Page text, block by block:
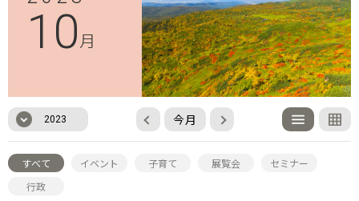
10月
2023 今月
すべて イベント 子育て 展覧会
セミナー
行政